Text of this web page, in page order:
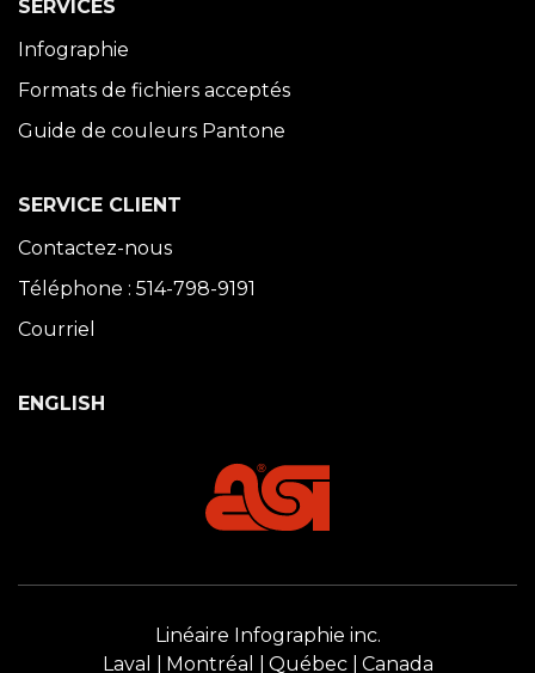
SERVICES
Infographie
Formats de fichiers acceptés
Guide de couleurs Pantone
SERVICE CLIENT
Contactez-nous
Téléphone : 514-798-9191
Courriel
ENGLISH
Linéaire Infographie inc.
Laval
Montréal Québec Canada